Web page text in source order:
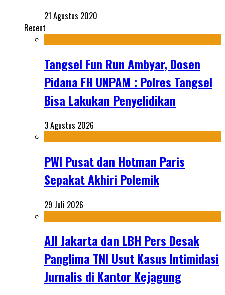
21 Agustus 2020
Recent
Tangsel Fun Run Ambyar, Dosen
Pidana FH UNPAM : Polres Tangsel
Bisa Lakukan Penyelidikan
3 Agustus 2026
PWI Pusat dan Hotman Paris
Sepakat Akhiri Polemik
29 Juli 2026
AJI Jakarta dan LBH Pers Desak
Panglima TNI Usut Kasus Intimidasi
Jurnalis di Kantor Kejagung